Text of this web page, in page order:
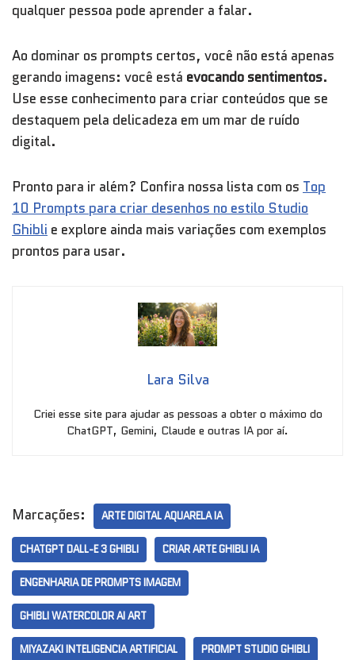
qualquer pessoa pode aprender a falar.
Ao dominar os prompts certos, você não está apenas
gerando imagens: você está evocando sentimentos.
Use esse conhecimento para criar conteúdos que se
destaquem pela delicadeza em um mar de ruído
digital.
Pronto para ir além? Confira nossa lista com os Top
10 Prompts para criar desenhos no estilo Studio
Ghibli e explore ainda mais variações com exemplos
prontos para usar.
Lara Silva
Criei esse site para ajudar as pessoas a obter o máximo do
ChatGPT, Gemini, Claude e outras IA por aí.
Marcações: ARTE DIGITAL AQUARELA IA
CHATGPT DALL-E 3 GHIBLI CRIAR ARTE GHIBLI IA
ENGENHARIA DE PROMPTS IMAGEM
GHIBLI WATERCOLOR AI ART
MIYAZAKI INTELIGENCIA ARTIFICIAL PROMPT STUDIO GHIBLI